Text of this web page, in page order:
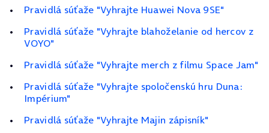
Pravidlá súťaže "Vyhrajte Huawei Nova 9SE"
Pravidlá súťaže "Vyhrajte blahoželanie od hercov z
VOYO"
Pravidlá súťaže "Vyhrajte merch z filmu Space Jam"
Pravidlá súťaže "Vyhrajte spoločenskú hru Duna:
Impérium"
Pravidlá súťaže "Vyhrajte Majin zápisník"